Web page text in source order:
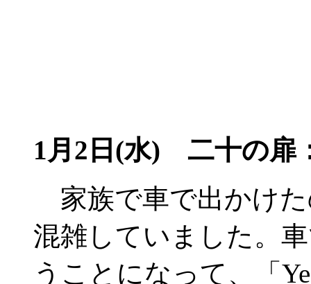
1月2日(水) 二十の扉
家族で車で出かけ
混雑していました。
うことになって、「